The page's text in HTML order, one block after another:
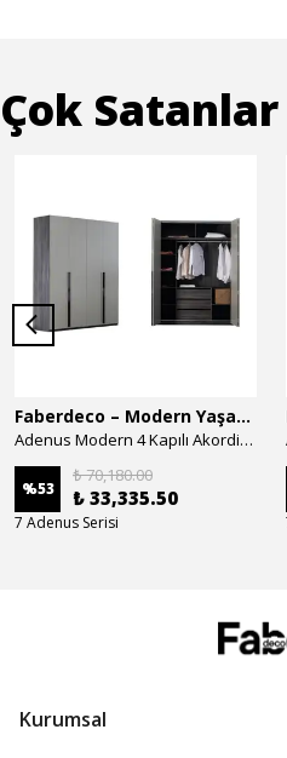
Çok Satanlar
Faberdeco – Modern Yaşam Alanları İçin Özel Tasarım Mobilyalar
Adenus Modern 4 Kapılı Akordion Dolap
%53
₺ 70,180.00
₺ 33,335.50
7 Adenus Serisi
Kurumsal